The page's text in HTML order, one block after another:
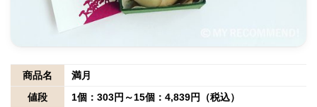
商品名
満月
値段
1個：303円～15個：4,839円（税込）